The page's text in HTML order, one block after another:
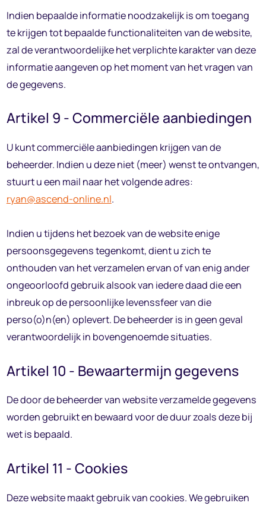
Indien bepaalde informatie noodzakelijk is om toegang
te krijgen tot bepaalde functionaliteiten van de website,
zal de verantwoordelijke het verplichte karakter van deze
informatie aangeven op het moment van het vragen van
de gegevens.
Artikel 9 - Commerciële aanbiedingen
U kunt commerciële aanbiedingen krijgen van de
beheerder. Indien u deze niet (meer) wenst te ontvangen,
stuurt u een mail naar het volgende adres:
ryan@ascend-online.nl.
Indien u tijdens het bezoek van de website enige
persoonsgegevens tegenkomt, dient u zich te
onthouden van het verzamelen ervan of van enig ander
ongeoorloofd gebruik alsook van iedere daad die een
inbreuk op de persoonlijke levenssfeer van die
perso(o)n(en) oplevert. De beheerder is in geen geval
verantwoordelijk in bovengenoemde situaties.
Artikel 10 - Bewaartermijn gegevens
De door de beheerder van website verzamelde gegevens
worden gebruikt en bewaard voor de duur zoals deze bij
wet is bepaald.
Artikel 11 - Cookies
Deze website maakt gebruik van cookies. We gebruiken